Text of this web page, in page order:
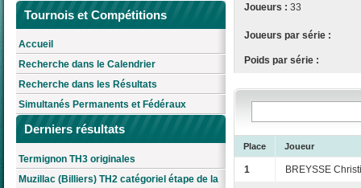
Tournois et Compétitions
Accueil
Recherche dans le Calendrier
Recherche dans les Résultats
Simultanés Permanents et Fédéraux
Derniers résultats
Termignon TH3 originales
Muzillac (Billiers) TH2 catégoriel étape de la
Joueurs : 33
Joueurs par série :
Poids par série :
Place Joueur
1 BREYSSE